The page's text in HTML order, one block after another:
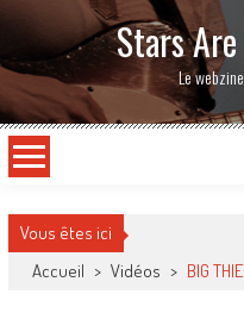
Stars
Le
Vous êtes ici
Accueil > Vidéos > BIG